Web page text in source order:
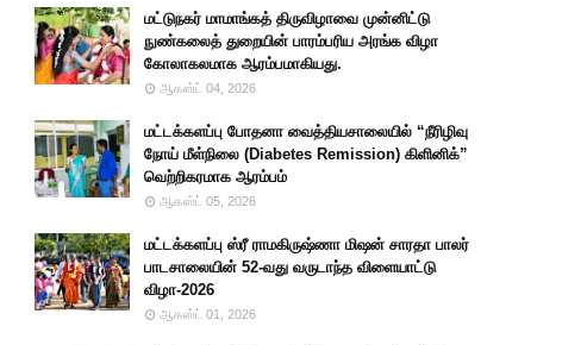
மட்டுநகர் மாமாங்கத் திருவிழாவை முன்னிட்டு
நுண்கலைத் துறையின் பாரம்பரிய அரங்க விழா
கோலாகலமாக ஆரம்பமாகியது.
ஆகஸ்ட் 04, 2026
மட்டக்களப்பு போதனா வைத்தியசாலையில் “நீரிழிவு
நோய் மீள்நிலை (Diabetes Remission) கிளினிக்”
வெற்றிகரமாக ஆரம்பம்
ஆகஸ்ட் 05, 2026
மட்டக்களப்பு ஸ்ரீ ராமகிருஷ்ணா மிஷன் சாரதா பாலர்
பாடசாலையின் 52-வது வருடாந்த விளையாட்டு
விழா-2026
ஆகஸ்ட் 01, 2026